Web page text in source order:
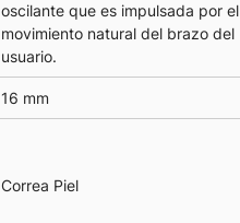
oscilante que es impulsada por el
movimiento natural del brazo del
usuario.
16 mm
Correa Piel